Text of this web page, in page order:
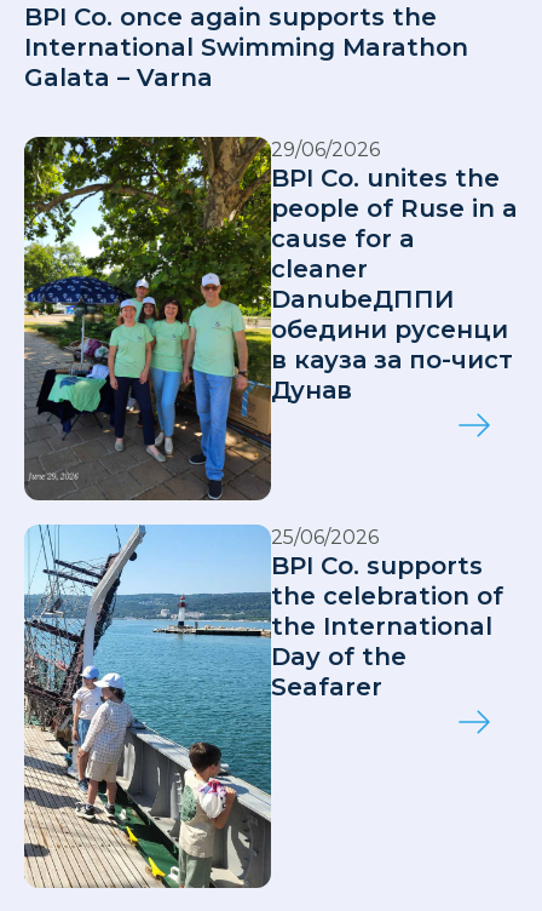
BPI Co. once again supports the
International Swimming Marathon
Galata – Varna
29/06/2026
BPI Co. unites the
people of Ruse in a
cause for a
cleaner
DanubeДППИ
обедини русенци
в кауза за по-чист
Дунав
25/06/2026
BPI Co. supports
the celebration of
the International
Day of the
Seafarer